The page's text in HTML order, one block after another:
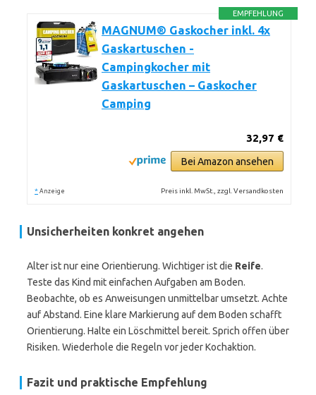
EMPFEHLUNG
MAGNUM® Gaskocher inkl. 4x
Gaskartuschen -
Campingkocher mit
Gaskartuschen – Gaskocher
Camping
32,97 €
Bei Amazon ansehen
* Anzeige Preis inkl. MwSt., zzgl. Versandkosten
Unsicherheiten konkret angehen
Alter ist nur eine Orientierung. Wichtiger ist die Reife.
Teste das Kind mit einfachen Aufgaben am Boden.
Beobachte, ob es Anweisungen unmittelbar umsetzt. Achte
auf Abstand. Eine klare Markierung auf dem Boden schafft
Orientierung. Halte ein Löschmittel bereit. Sprich offen über
Risiken. Wiederhole die Regeln vor jeder Kochaktion.
Fazit und praktische Empfehlung